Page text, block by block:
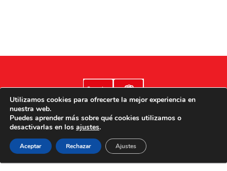
Aviso legal Poítica de cookies Política de privacidad
Accesibilidad
Utilizamos cookies para ofrecerte la mejor experiencia en
nuestra web.
Puedes aprender más sobre qué cookies utilizamos o
desactivarlas en los ajustes.
Aceptar Rechazar Ajustes